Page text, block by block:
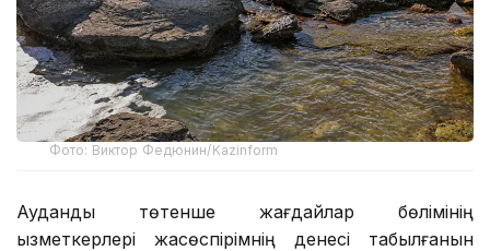
Фото: Виктор Федюнин/Kazinform
Аудандық төтенше жағдайлар бөлімінің
қызметкерлері жасөспірімнің денесі табылғанын